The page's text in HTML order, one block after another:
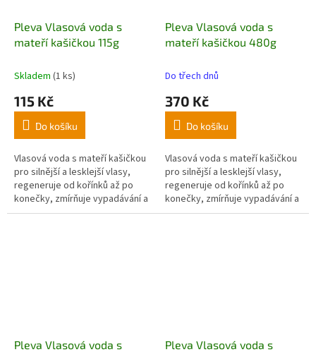
Pleva Vlasová voda s
mateří kašičkou 115g
Skladem (1 ks)
115 Kč
Do košíku
Vlasová voda s mateří kašičkou
pro silnější a lesklejší vlasy,
regeneruje od kořínků až po
konečky, zmírňuje vypadávání a
zvyšuje kvalitu vlasů
Pleva Vlasová voda s
mateří kašičkou 480g
Do třech dnů
370 Kč
Do košíku
Vlasová voda s mateří kašičkou
pro silnější a lesklejší vlasy,
regeneruje od kořínků až po
konečky, zmírňuje vypadávání a
zvyšuje kvalitu vlasů. Výhodně
Pleva Vlasová voda s
Pleva Vlasová voda s